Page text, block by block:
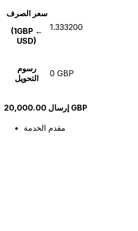
سعر الصرف
(1GBP ←
USD)
1.333200
رسوم
التحويل
0 GBP
إرسال 20,000.00 GBP
مقدم الخدمة